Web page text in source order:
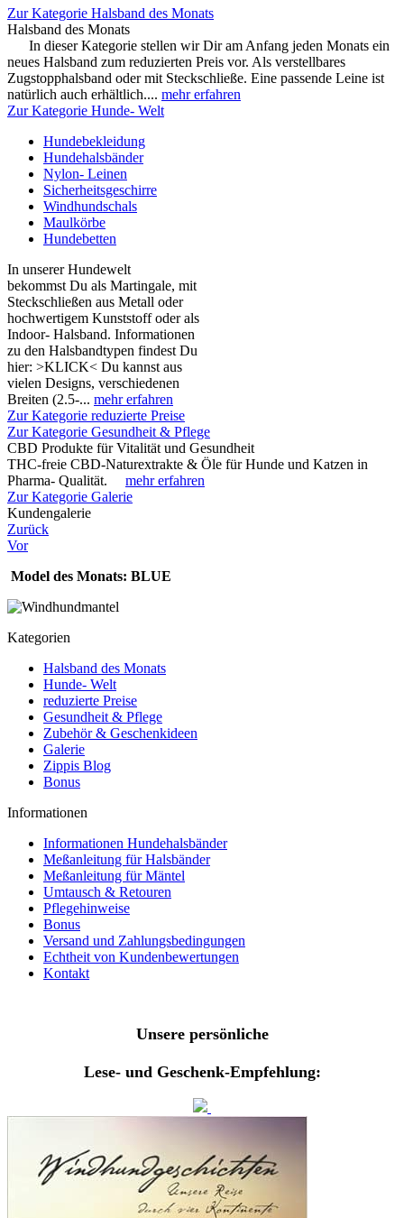
Zur Kategorie Halsband des Monats
Halsband des Monats
In dieser Kategorie stellen wir Dir am Anfang jeden Monats ein
neues Halsband zum reduzierten Preis vor. Als verstellbares
Zugstopphalsband oder mit Steckschließe. Eine passende Leine ist
natürlich auch erhältlich.... mehr erfahren
Zur Kategorie Hunde- Welt
Hundebekleidung
Hundehalsbänder
Nylon- Leinen
Sicherheitsgeschirre
Windhundschals
Maulkörbe
Hundebetten
In unserer Hundewelt
bekommst Du als Martingale, mit
Steckschließen aus Metall oder
hochwertigem Kunststoff oder als
Indoor- Halsband. Informationen
zu den Halsbandtypen findest Du
hier: >KLICK< Du kannst aus
vielen Designs, verschiedenen
Breiten (2.5-... mehr erfahren
Zur Kategorie reduzierte Preise
Zur Kategorie Gesundheit & Pflege
CBD Produkte für Vitalität und Gesundheit
THC-freie CBD-Naturextrakte & Öle für Hunde und Katzen in
Pharma- Qualität. mehr erfahren
Zur Kategorie Galerie
Kundengalerie
Zurück
Vor
Model des Monats: BLUE
Kategorien
Halsband des Monats
Hunde- Welt
reduzierte Preise
Gesundheit & Pflege
Zubehör & Geschenkideen
Galerie
Zippis Blog
Bonus
Informationen
Informationen Hundehalsbänder
Meßanleitung für Halsbänder
Meßanleitung für Mäntel
Umtausch & Retouren
Pflegehinweise
Bonus
Versand und Zahlungsbedingungen
Echtheit von Kundenbewertungen
Kontakt
Unsere persönliche
Lese- und Geschenk-Empfehlung: